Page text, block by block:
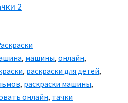
2
, машины, онлайн,
, раскраски для детей,
, раскраски машины,
онлайн, тачки